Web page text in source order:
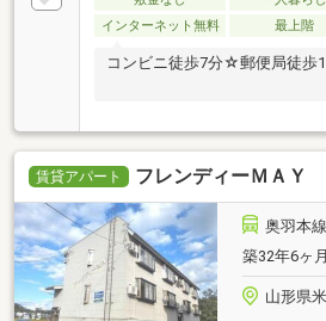
インターネット無料
最上階
コンビニ徒歩7分☆郵便局徒歩
賃貸アパート フレンディーＭＡＹ
奥羽本
築32年6ヶ
山形県